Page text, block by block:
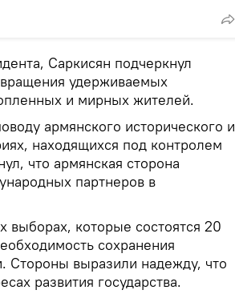
Саркисян подчеркнул
удерживаемых
и мирных жителей.
армянского исторического и
находящихся под контролем
что армянская сторона
партнеров в
выборах, которые состоятся 20
сохранения
Стороны выразили надежду, что
развития государства.